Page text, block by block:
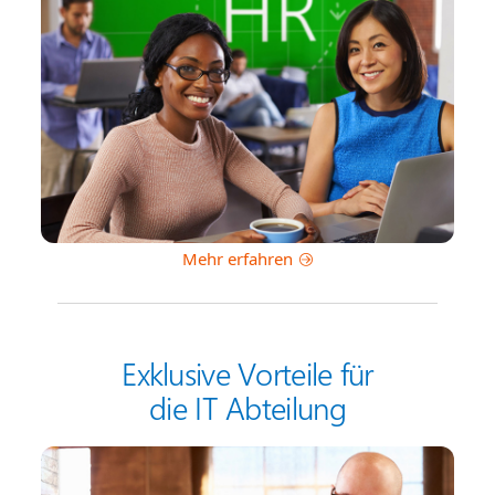
Mehr erfahren
Exklusive Vorteile für
die IT Abteilung